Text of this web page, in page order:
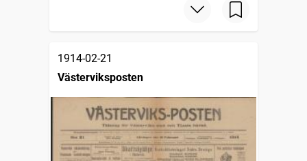
1914-02-21
Västerviksposten